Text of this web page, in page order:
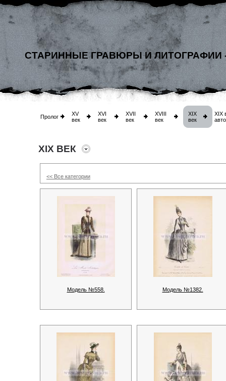
СТАРИННЫЕ ГРАВЮРЫ И ЛИТОГРАФИИ
Пролог
XV
век
XVI
век
XVII
век
XVIII
век
XIX
век
XIX
XIX ВЕК
<< Все категории
Модель №558. Модель №1382.